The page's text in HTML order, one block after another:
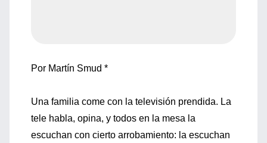
Por Martín Smud *
Una familia come con la televisión prendida. La
tele habla, opina, y todos en la mesa la
escuchan con cierto arrobamiento: la escuchan